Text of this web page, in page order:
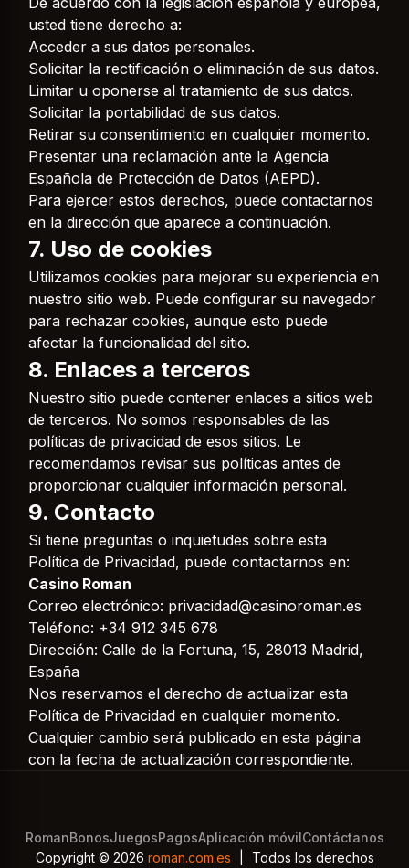
usted tiene derecho a:
Acceder a sus datos personales.
Solicitar la rectificación o eliminación de sus datos.
Limitar u oponerse al tratamiento de sus datos.
Solicitar la portabilidad de sus datos.
Retirar su consentimiento en cualquier momento.
Presentar una reclamación ante la Agencia
Española de Protección de Datos (AEPD).
Para ejercer estos derechos, puede contactarnos
en la dirección que aparece a continuación.
7. Uso de cookies
Utilizamos cookies para mejorar su experiencia en
nuestro sitio web. Puede configurar su navegador
para rechazar cookies, aunque esto puede
afectar la funcionalidad del sitio.
8. Enlaces a terceros
Nuestro sitio puede contener enlaces a sitios web
de terceros. No somos responsables de las
políticas de privacidad de esos sitios. Le
recomendamos revisar sus políticas antes de
proporcionar cualquier información personal.
9. Contacto
Si tiene preguntas o inquietudes sobre esta
Política de Privacidad, puede contactarnos en:
Casino Roman
Correo electrónico: privacidad@casinoroman.es
Teléfono: +34 912 345 678
Dirección: Calle de la Fortuna, 15, 28013 Madrid,
España
Nos reservamos el derecho de actualizar esta
Política de Privacidad en cualquier momento.
Cualquier cambio será publicado en esta página
con la fecha de actualización correspondiente.
RomanBonosJuegosPagosAplicación móvilContáctanos
Copyright © 2026 roman.com.es Todos los derechos